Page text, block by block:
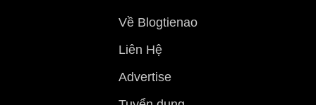
Về Blogtienao
Liên Hệ
Advertise